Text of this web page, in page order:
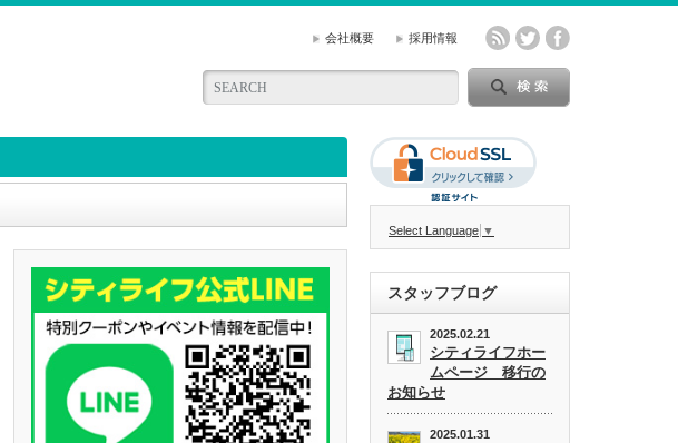
会社概要 採用情報
Select Language ▼
スタッフブログ
2025.02.21
シティライフホー
ムページ 移行の
お知らせ
2025.01.31